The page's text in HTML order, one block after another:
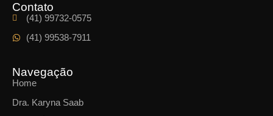
Contato
(41) 99732-0575
(41) 99538-7911
Navegação
Home
Dra. Karyna Saab